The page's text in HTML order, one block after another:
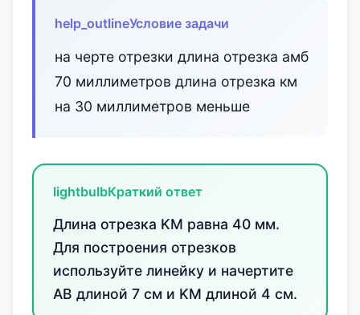
help_outlineУсловие задачи
на черте отрезки длина отрезка амб
70 миллиметров длина отрезка км
на 30 миллиметров меньше
lightbulbКраткий ответ
Длина отрезка KM равна 40 мм.
Для построения отрезков
используйте линейку и начертите
AB длиной 7 см и KM длиной 4 см.